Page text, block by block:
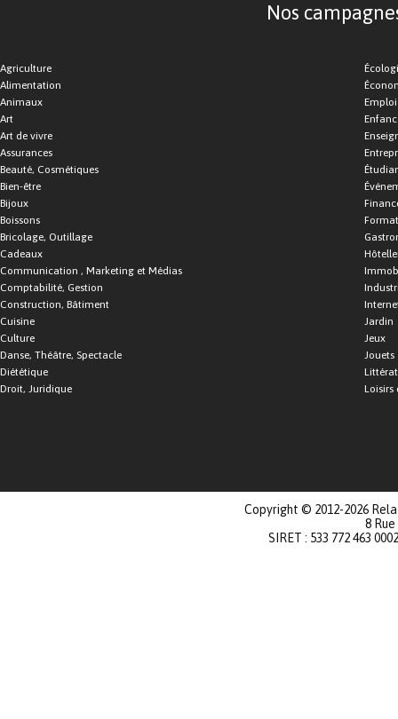
Nos
Agriculture
Alimentation
Animaux
Art
Art de vivre
Assurances
Beauté, Cosmétiques
Bien-être
Bijoux
Boissons
Bricolage, Outillage
Cadeaux
Communication , Marketing et Médias
Comptabilité, Gestion
Construction, Bâtiment
Cuisine
Culture
Danse, Théâtre, Spectacle
Diététique
Droit, Juridique
Emploi
Jardin
Jeux
Jouets
Loisirs
Copyright © 2012-2026
8
SIRET : 533 772 463